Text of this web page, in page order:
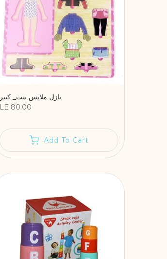
بازل ملابس بنت_ كبير
LE 80.00
Add To Cart